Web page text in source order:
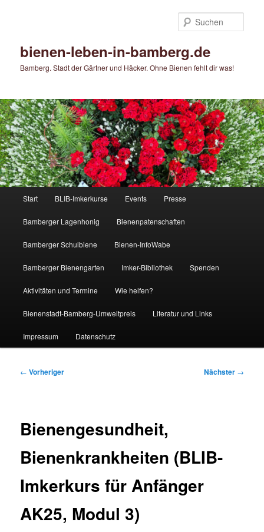
bienen-leben-in-bamberg.de
Bamberg. Stadt der Gärtner und Häcker. Ohne Bienen fehlt dir was!
Start BLIB-Imkerkurse Events Presse
Bamberger Lagenhonig Bienenpatenschaften
Bamberger Schulbiene Bienen-InfoWabe
Bamberger Bienengarten Imker-Bibliothek Spenden
Aktivitäten und Termine Wie helfen?
Bienenstadt-Bamberg-Umweltpreis Literatur und Links
Impressum Datenschutz
Beitragsnavigation
← Vorheriger Nächster →
Bienengesundheit,
Bienenkrankheiten (BLIB-
Imkerkurs für Anfänger
AK25, Modul 3)